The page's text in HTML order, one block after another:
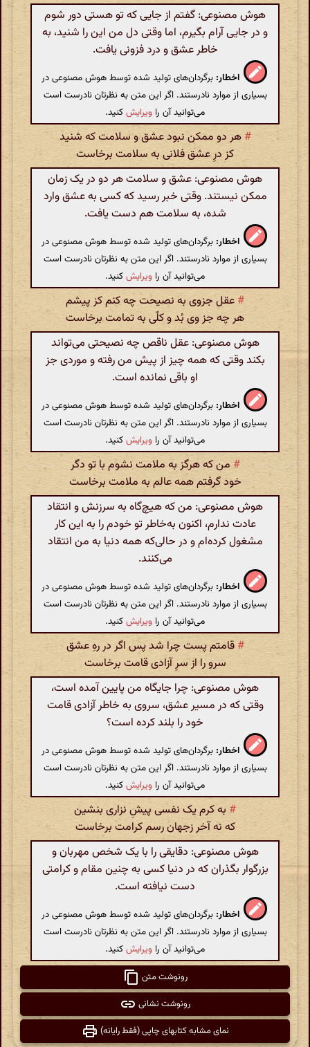
هوش مصنوعی: گفتم از جایی که تو هستی دور شوم
و در جایی آرام بگیرم، اما وقتی دل من این را شنید، به
خاطر عشق و درد فزونی یافت.
اخطار: برگردان‌های تولید شده توسط هوش مصنوعی در
بسیاری از موارد نادرستند. اگر این متن به نظرتان نادرست است
می‌توانید آن را ویرایشکنید.
# هر دو ممکن نبود عشق و سلامت که شنید
کز درِ عشق فلانی به سلامت برخاست
هوش مصنوعی: عشق و سلامت هر دو در یک زمان
ممکن نیستند. وقتی خبر رسید که کسی به عشق وارد
شده، به سلامت هم دست یافت.
اخطار: برگردان‌های تولید شده توسط هوش مصنوعی در
بسیاری از موارد نادرستند. اگر این متن به نظرتان نادرست است
می‌توانید آن را ویرایشکنید.
# عقل جزوی به نصیحت چه کنم کز پیشم
هر چه جز وی بُد و کلّی به تمامت برخاست
هوش مصنوعی: عقل ناقص چه نصیحتی می‌تواند
بکند وقتی که همه چیز از پیش من رفته و موردی جز
او باقی نمانده است.
اخطار: برگردان‌های تولید شده توسط هوش مصنوعی در
بسیاری از موارد نادرستند. اگر این متن به نظرتان نادرست است
می‌توانید آن را ویرایشکنید.
# من که هرگز به ملامت نشوم با تو دگر
خود گرفتم همه عالم به ملامت برخاست
هوش مصنوعی: من که هیچ‌گاه به سرزنش و انتقاد
عادت ندارم، اکنون به‌خاطر تو خودم را به این کار
مشغول کرده‌ام و در حالی‌که همه دنیا به من انتقاد
می‌کنند.
اخطار: برگردان‌های تولید شده توسط هوش مصنوعی در
بسیاری از موارد نادرستند. اگر این متن به نظرتان نادرست است
می‌توانید آن را ویرایشکنید.
# قامتم پست چرا شد پس اگر در رهِ عشق
سرو را از سرِ آزادی قامت برخاست
هوش مصنوعی: چرا جایگاه من پایین آمده است،
وقتی که در مسیر عشق، سروی به خاطر آزادی قامت
خود را بلند کرده است؟
اخطار: برگردان‌های تولید شده توسط هوش مصنوعی در
بسیاری از موارد نادرستند. اگر این متن به نظرتان نادرست است
می‌توانید آن را ویرایشکنید.
# به کرم یک نفسی پیشِ نزاری بنشین
که نه آخر زجهان رسم کرامت برخاست
هوش مصنوعی: دقایقی را با یک شخص مهربان و
بزرگوار بگذران که در دنیا کسی به چنین مقام و کرامتی
دست نیافته است.
اخطار: برگردان‌های تولید شده توسط هوش مصنوعی در
بسیاری از موارد نادرستند. اگر این متن به نظرتان نادرست است
می‌توانید آن را ویرایشکنید.
رونوشت متن
رونوشت نشانی
نمای مشابه کتابهای چاپی (فقط رایانه)